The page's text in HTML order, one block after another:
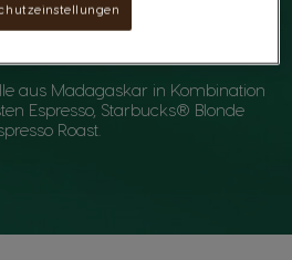
Vanille-Traum
aus Madagaskar in Kombination
Espresso, Starbucks® Blonde
Roast.